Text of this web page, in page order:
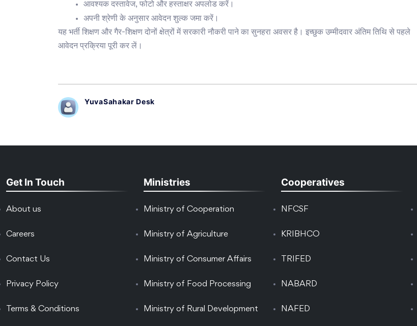
आवश्यक दस्तावेज, फोटो और हस्ताक्षर अपलोड करें।
अपनी श्रेणी के अनुसार आवेदन शुल्क जमा करें।
यह भर्ती शिक्षण और गैर-शिक्षण दोनों क्षेत्रों में सरकारी नौकरी पाने का सुनहरा अवसर है। इच्छुक उम्मीदवार अंतिम तिथि से पहले
आवेदन प्रक्रिया पूरी कर लें।
YuvaSahakar Desk
Get In Touch
About us
Careers
Contact Us
Privacy Policy
Terms & Conditions
Ministries
Ministry of Cooperation
Ministry of Agriculture
Ministry of Consumer Affairs
Ministry of Food Processing
Ministry of Rural Development
Cooperatives
NFCSF
KRIBHCO
TRIFED
NABARD
NAFED